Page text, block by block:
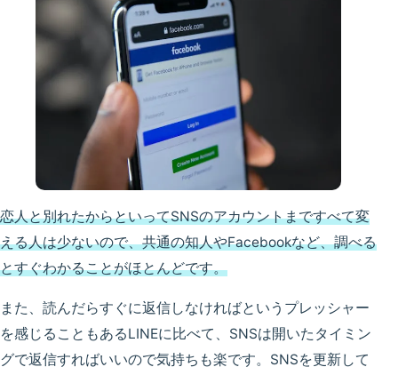
恋人と別れたからといってSNSのアカウントまですべて変
える人は少ないので、共通の知人やFacebookなど、調べる
とすぐわかることがほとんどです。
また、読んだらすぐに返信しなければというプレッシャー
を感じることもあるLINEに比べて、SNSは開いたタイミン
グで返信すればいいので気持ちも楽です。SNSを更新して